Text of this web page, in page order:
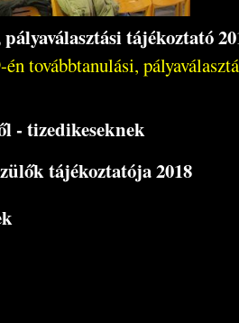
tájékoztató
továbbtanulási,
- tizedikeseknek
tájékoztatója 2018